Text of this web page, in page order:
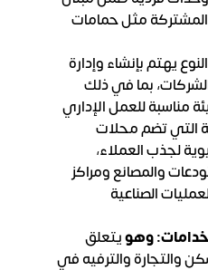
مثل حمامات
يهتم بإنشاء وإدارة
بما في ذلك
مناسبة للعمل الإداري
التي تضم محلات
لجذب العملاء،
والمصانع ومراكز
الصناعية
وهويتعلق
والتجارة والترفيه في